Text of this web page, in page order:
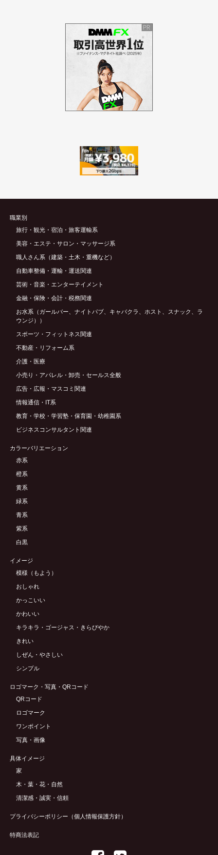
職業別
旅行・観光・宿泊・旅客運輸系
美容・エステ・サロン・マッサージ系
職人さん系（建築・土木・重機など）
自動車整備・運輸・運送関連
芸術・音楽・エンターテイメント
金融・保険・会計・税務関連
お水系（ガールバー、ナイトパブ、キャバクラ、ホスト、スナック、ラ
ウンジ））
スポーツ・フィットネス関連
不動産・リフォーム系
介護・医療
小売り・アパレル・卸売・セールス全般
広告・広報・マスコミ関連
情報通信・IT系
教育・学校・学習塾・保育園・幼稚園系
ビジネスコンサルタント関連
カラーバリエーション
赤系
橙系
黄系
緑系
青系
紫系
白黒
イメージ
模様（もよう）
おしゃれ
かっこいい
かわいい
キラキラ・ゴージャス・きらびやか
きれい
しぜん・やさしい
シンプル
ロゴマーク・写真・QRコード
QRコード
ロゴマーク
ワンポイント
写真・画像
具体イメージ
家
木・葉・花・自然
清潔感・誠実・信頼
プライバシーポリシー（個人情報保護方針）
特商法表記